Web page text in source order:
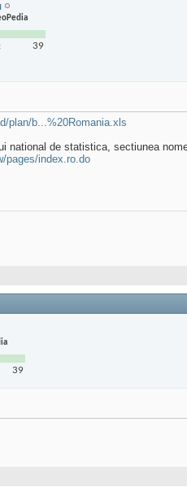
39
plan/b...%20Romania.xls
national de statistica, sectiunea
pages/index.ro.do
39